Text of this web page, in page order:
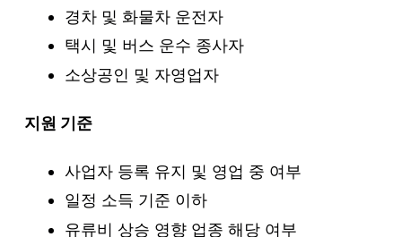
경차 및 화물차 운전자
택시 및 버스 운수 종사자
소상공인 및 자영업자
지원 기준
사업자 등록 유지 및 영업 중 여부
일정 소득 기준 이하
유류비 상승 영향 업종 해당 여부